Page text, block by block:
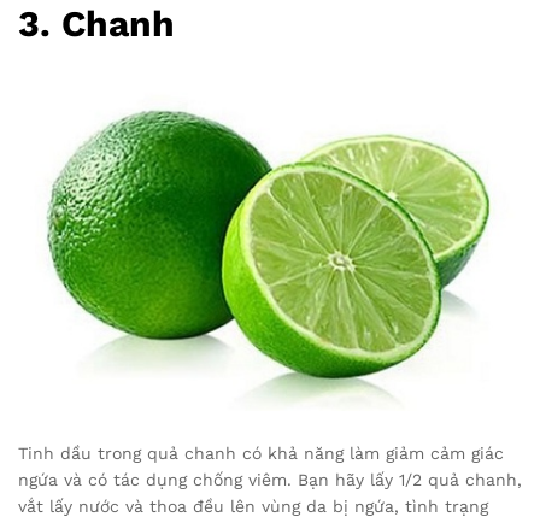
3. Chanh
Tinh dầu trong quả chanh có khả năng làm giảm cảm giác
ngứa và có tác dụng chống viêm. Bạn hãy lấy 1/2 quả chanh,
vắt lấy nước và thoa đều lên vùng da bị ngứa, tình trạng